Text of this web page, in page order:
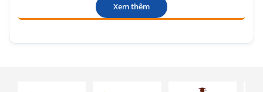
Xem thêm